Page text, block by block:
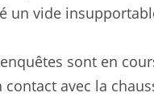
un vide
sont en
avec la